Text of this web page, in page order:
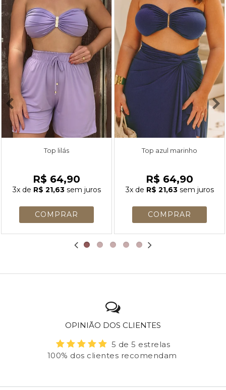
Top lilás
R$ 64,90
3xde R$ 21,63sem juros
Top azul marinho
R$ 64,90
3xde R$ 21,63sem juros
OPINIÃO DOS CLIENTES
5 de 5 estrelas
100% dos clientes recomendam